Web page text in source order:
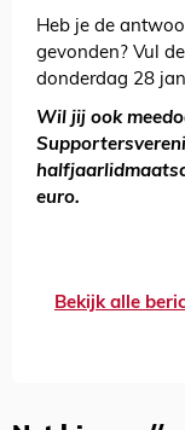
Heb je de
gevonden? Vul
donderdag 28
Wil jij ook
euro.
Bekijk alle